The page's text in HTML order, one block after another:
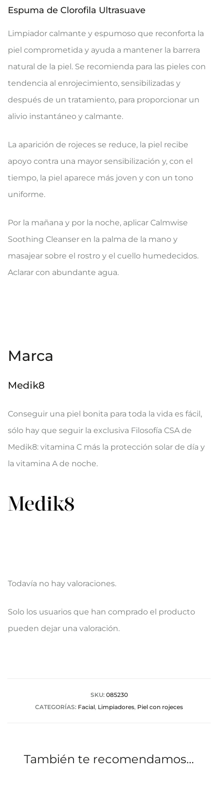
Espuma de Clorofila Ultrasuave
Limpiador calmante y espumoso que reconforta la
piel comprometida y ayuda a mantener la barrera
natural de la piel. Se recomienda para las pieles con
tendencia al enrojecimiento, sensibilizadas y
después de un tratamiento, para proporcionar un
alivio instantáneo y calmante.
La aparición de rojeces se reduce, la piel recibe
apoyo contra una mayor sensibilización y, con el
tiempo, la piel aparece más joven y con un tono
uniforme.
Por la mañana y por la noche, aplicar Calmwise
Soothing Cleanser en la palma de la mano y
masajear sobre el rostro y el cuello humedecidos.
Aclarar con abundante agua.
Marca
Medik8
Conseguir una piel bonita para toda la vida es fácil,
sólo hay que seguir la exclusiva Filosofía CSA de
Medik8: vitamina C más la protección solar de día y
la vitamina A de noche.
V
a
Todavía no hay valoraciones.
Solo los usuarios que han comprado el producto
pueden dejar una valoración.
SKU: 085230
CATEGORÍAS: Facial, Limpiadores, Piel con rojeces
También te recomendamos…